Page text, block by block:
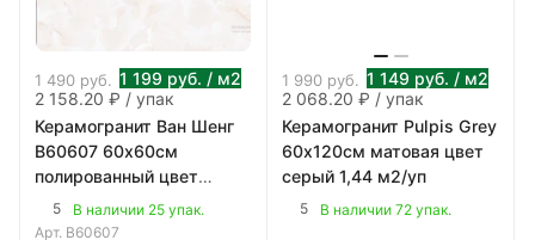
1 490 руб. 1 199 руб. / м2
2 158.20 ₽ / упак
Керамогранит Ван Шенг
В60607 60х60см
полированный цвет
бежево-коричневый 1,8
м2/уп
5
В наличии 25 упак.
Арт. В60607
1 990 руб. 1 149 руб. / м2
2 068.20 ₽ / упак
Керамогранит Pulpis Grey
60х120см матовая цвет
серый 1,44 м2/уп
5 В наличии 72 упак.